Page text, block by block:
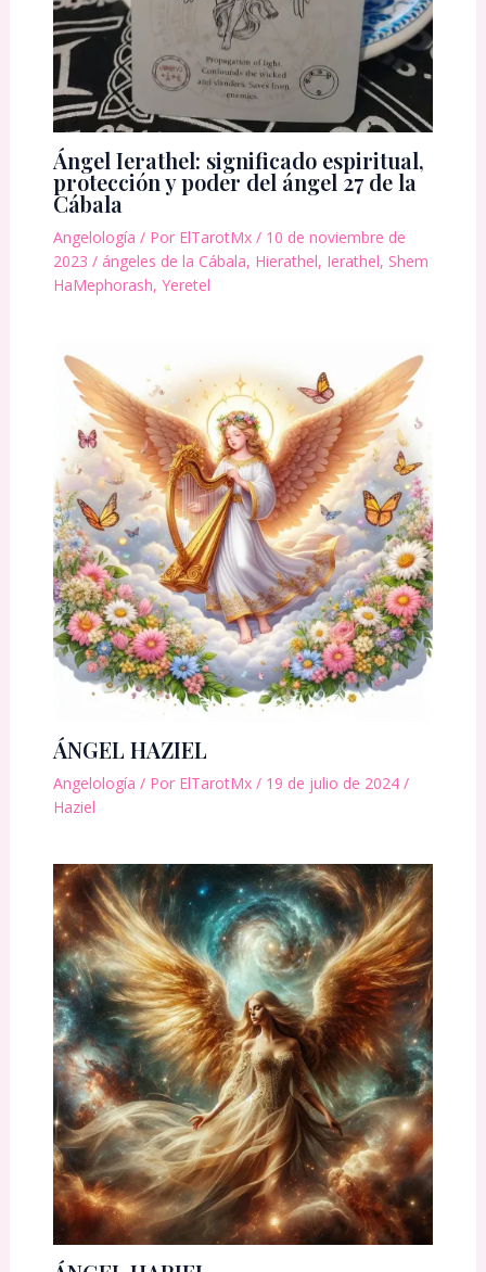
Ángel Ierathel: significado espiritual,
protección y poder del ángel 27 de la
Cábala
Angelología / Por ElTarotMx / 10 de noviembre de
2023 / ángeles de la Cábala, Hierathel, Ierathel, Shem
HaMephorash, Yeretel
ÁNGEL HAZIEL
Angelología / Por ElTarotMx / 19 de julio de 2024 /
Haziel